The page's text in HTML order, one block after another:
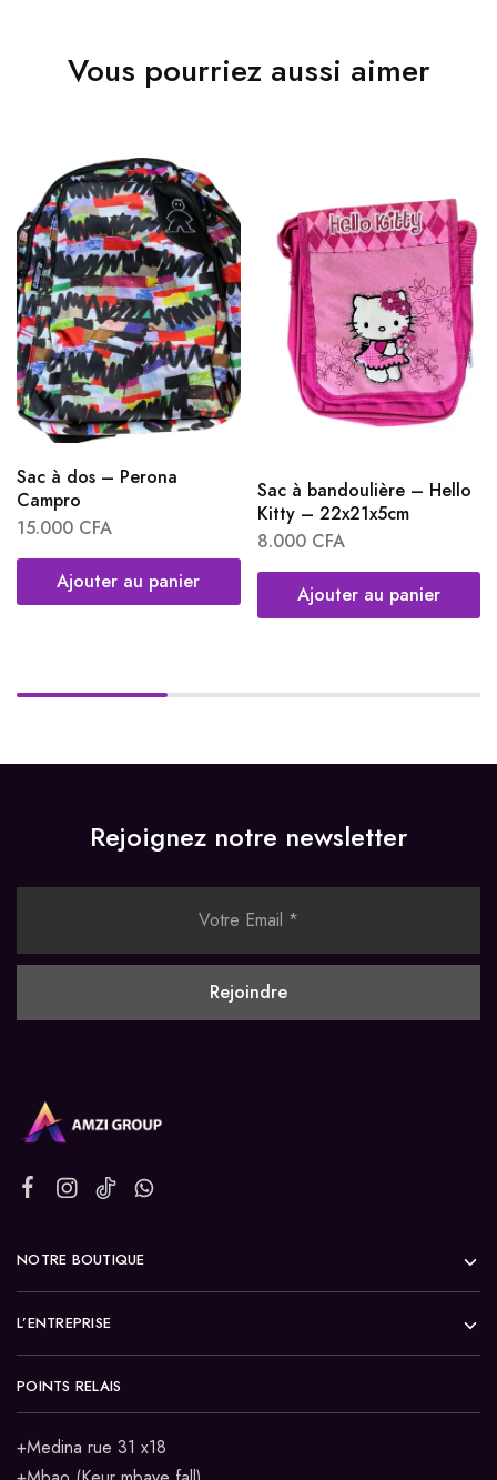
Vous pourriez aussi aimer
Sac à dos – Perona
Campro
15.000 CFA
Ajouter au panier
Sac à bandoulière – Hello
Kitty – 22x21x5cm
8.000 CFA
Ajouter au panier
Rejoignez notre newsletter
NOTRE BOUTIQUE
L’ENTREPRISE
POINTS RELAIS
+Medina rue 31 x18